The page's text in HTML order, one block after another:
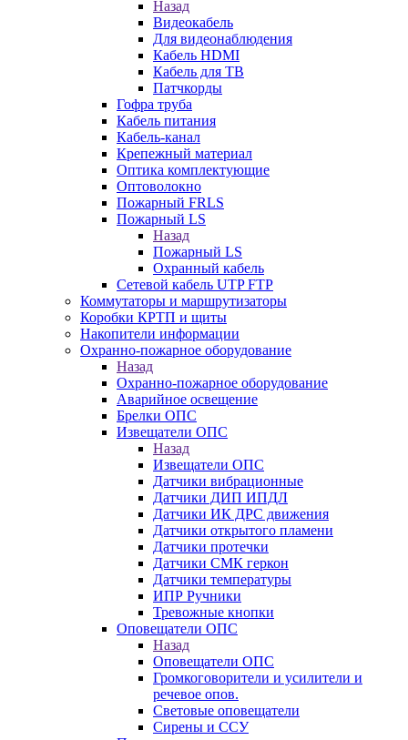
Назад
Видеокабель
Для видеонаблюдения
Кабель HDMI
Кабель для ТВ
Патчкорды
Гофра труба
Кабель питания
Кабель-канал
Крепежный материал
Оптика комплектующие
Оптоволокно
Пожарный FRLS
Пожарный LS
Назад
Пожарный LS
Охранный кабель
Сетевой кабель UTP FTP
Коммутаторы и маршрутизаторы
Коробки КРТП и щиты
Накопители информации
Охранно-пожарное оборудование
Назад
Охранно-пожарное оборудование
Аварийное освещение
Брелки ОПС
Извещатели ОПС
Назад
Извещатели ОПС
Датчики вибрационные
Датчики ДИП ИПДЛ
Датчики ИК ДРС движения
Датчики открытого пламени
Датчики протечки
Датчики СМК геркон
Датчики температуры
ИПР Ручники
Тревожные кнопки
Оповещатели ОПС
Назад
Оповещатели ОПС
Громкоговорители и усилители и
речевое опов.
Световые оповещатели
Сирены и ССУ